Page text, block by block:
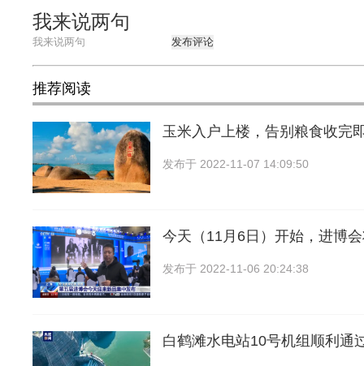
我来说两句
发布评论
推荐阅读
玉米入户上楼，告别粮食收完
发布于 2022-11-07 14:09:50
今天（11月6日）开始，进博
发布于 2022-11-06 20:24:38
白鹤滩水电站10号机组顺利通